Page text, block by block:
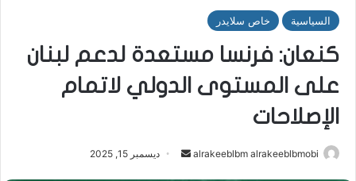
السياسية خاص سلايدر
كنعان: فرنسا مستعدة لدعم لبنان
على المستوى الدولي لاتمام
الإصلاحات
alrakeeblbm alrakeeblbmobi
أرسل ديسمبر 15, 2025